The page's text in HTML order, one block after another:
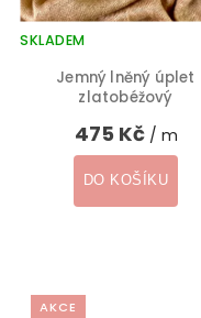
Jemný lněný úplet
zlatobéžový
SKLADEM
475 Kč / m
DO KOŠÍKU
AKCE